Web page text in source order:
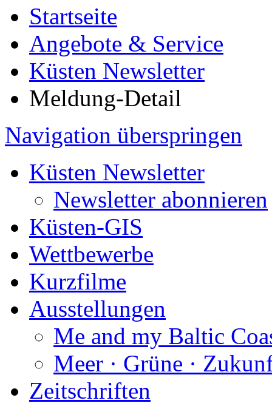
Startseite
Angebote & Service
Küsten Newsletter
Meldung-Detail
Navigation überspringen
Küsten Newsletter
Newsletter abonnieren
Küsten-GIS
Wettbewerbe
Kurzfilme
Ausstellungen
Me and my Baltic
Meer · Grüne ·
Zeitschriften